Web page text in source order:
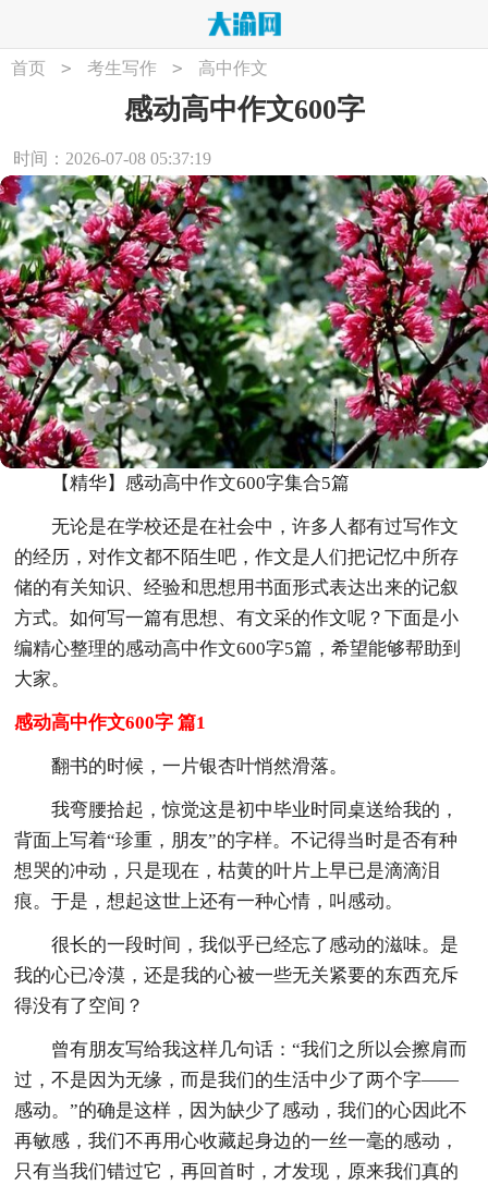
首页 > 考生写作 > 高中作文
感动高中作文600字
时间：2026-07-08 05:37:19
【精华】感动高中作文600字集合5篇
无论是在学校还是在社会中，许多人都有过写作文
的经历，对作文都不陌生吧，作文是人们把记忆中所存
储的有关知识、经验和思想用书面形式表达出来的记叙
方式。如何写一篇有思想、有文采的作文呢？下面是小
编精心整理的感动高中作文600字5篇，希望能够帮助到
大家。
感动高中作文600字 篇1
翻书的时候，一片银杏叶悄然滑落。
我弯腰拾起，惊觉这是初中毕业时同桌送给我的，
背面上写着“珍重，朋友”的字样。不记得当时是否有种
想哭的冲动，只是现在，枯黄的叶片上早已是滴滴泪
痕。于是，想起这世上还有一种心情，叫感动。
很长的一段时间，我似乎已经忘了感动的滋味。是
我的心已冷漠，还是我的心被一些无关紧要的东西充斥
得没有了空间？
曾有朋友写给我这样几句话：“我们之所以会擦肩而
过，不是因为无缘，而是我们的生活中少了两个字——
感动。”的确是这样，因为缺少了感动，我们的心因此不
再敏感，我们不再用心收藏起身边的一丝一毫的感动，
只有当我们错过它，再回首时，才发现，原来我们真的